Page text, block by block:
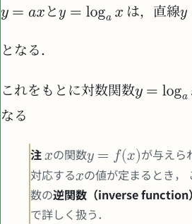
と は，直線
となる．
これをもとに対数関数
なる
注 の関数 が与えら
対応する
の値が定まるとき，
数の逆関数（inverse function）
で詳しく扱う．